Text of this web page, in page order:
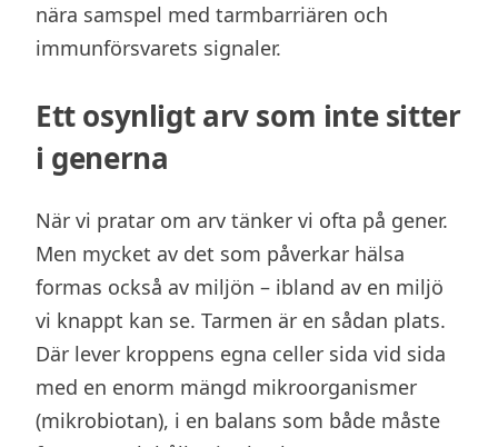
nära samspel med tarmbarriären och
immunförsvarets signaler.
Ett osynligt arv som inte sitter
i generna
När vi pratar om arv tänker vi ofta på gener.
Men mycket av det som påverkar hälsa
formas också av miljön – ibland av en miljö
vi knappt kan se. Tarmen är en sådan plats.
Där lever kroppens egna celler sida vid sida
med en enorm mängd mikroorganismer
(mikrobiotan), i en balans som både måste